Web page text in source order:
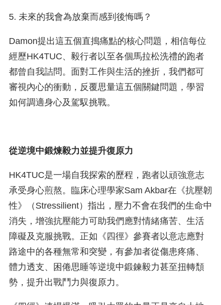
5. 未來的我會為放棄而感到後悔嗎？
Damon提出這五個直搗痛點的核心問題，相信每位
經歷HK4TUC、毅行者以至各個馬拉松洗禮的跑者
都曾自我詰問。面對工作與生活的挫折，我們都可
審視內心的衝動，反覆思量這五個關鍵問題，學習
如何調適身心及駕馭挑戰。
從逆境中鍛煉毅力並提升復原力
HK4TUC是一場自我探索的歷程，跑者以頑強意志
承受身心煎熬。臨床心理學家Sam Akbar在《抗壓韌
性》（Stressilient）指出，壓力不會在我們的生命中
消失，增強抗壓能力可助我們應對情緒痛苦、生活
障礙及克服挑戰。正如《四徑》參賽者以意志應對
路途中的各種無常和突變，有參加者從傷患疼痛、
體力透支、困倦思睡等逆境中鍛鍊毅力甚至扭轉頹
勢，提升出戰鬥力與復原力。